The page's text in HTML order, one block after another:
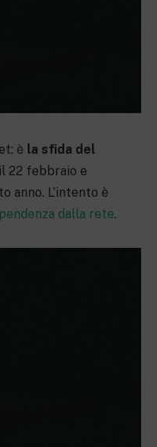
è la sfida del
22 febbraio e
anno. L’intento è
dalla rete.